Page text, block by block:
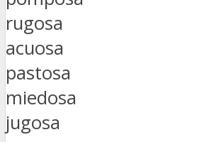
rugosa
acuosa
pastosa
miedosa
jugosa